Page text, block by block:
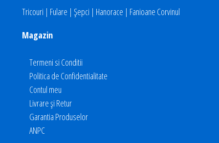
Tricouri | Fulare | Șepci | Hanorace | Fanioane Corvinul
Magazin
Termeni si Conditii
Politica de Confidentialitate
Contul meu
Livrare și Retur
Garantia Produselor
ANPC